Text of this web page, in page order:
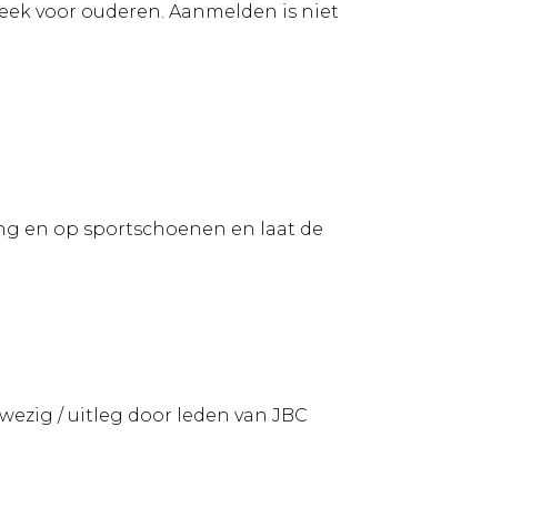
voor ouderen. Aanmelden is niet
en op sportschoenen en laat de
/ uitleg door leden van JBC